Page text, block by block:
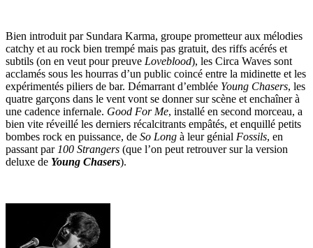
Bien introduit par Sundara Karma, groupe prometteur aux mélodies
catchy et au rock bien trempé mais pas gratuit, des riffs acérés et
subtils (on en veut pour preuve Loveblood), les Circa Waves sont
acclamés sous les hourras d’un public coincé entre la midinette et les
expérimentés piliers de bar. Démarrant d’emblée Young Chasers, les
quatre garçons dans le vent vont se donner sur scène et enchaîner à
une cadence infernale. Good For Me, installé en second morceau, a
bien vite réveillé les derniers récalcitrants empâtés, et enquillé petits
bombes rock en puissance, de So Long à leur génial Fossils, en
passant par 100 Strangers (que l’on peut retrouver sur la version
deluxe de Young Chasers).